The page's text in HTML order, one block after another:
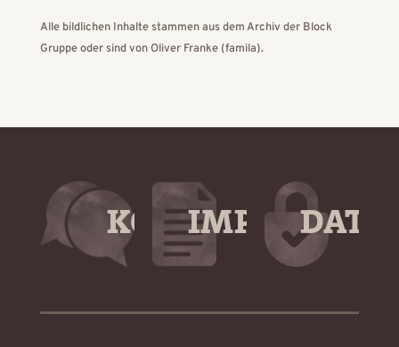
Alle bildlichen Inhalte stammen aus dem Archiv der Block
Gruppe oder sind von Oliver Franke (famila).
KONTAKTIMPRESSUM